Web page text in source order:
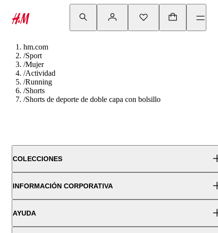
hm.com
/Sport
/Mujer
/Actividad
/Running
/Shorts
/Shorts de deporte de doble capa con bolsillo
COLECCIONES
INFORMACIÓN CORPORATIVA
AYUDA